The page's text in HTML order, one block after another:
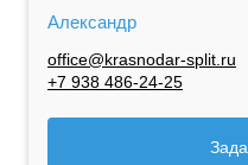
Александр
office@krasnodar-split.ru
+7 938 486-24-25